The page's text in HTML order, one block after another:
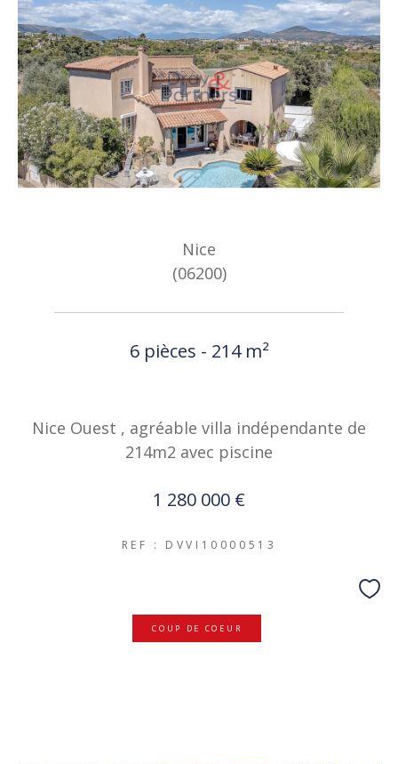
Nice
(06200)
6 pièces - 214 m²
Nice Ouest , agréable villa indépendante de
214m2 avec piscine
1 280 000 €
REF : DVVI10000513
COUP DE COEUR